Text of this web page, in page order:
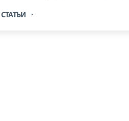
СТАТЬИ